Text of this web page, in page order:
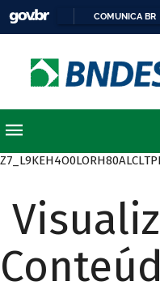
COMUNICA BR